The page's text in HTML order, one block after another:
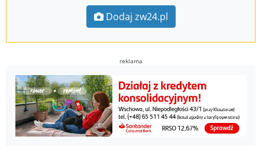
Dodaj zw24.pl
reklama